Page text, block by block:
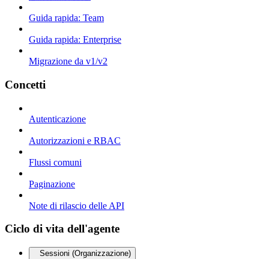
Guida rapida: Team
Guida rapida: Enterprise
Migrazione da v1/v2
Concetti
Autenticazione
Autorizzazioni e RBAC
Flussi comuni
Paginazione
Note di rilascio delle API
Ciclo di vita dell'agente
Sessioni (Organizzazione)